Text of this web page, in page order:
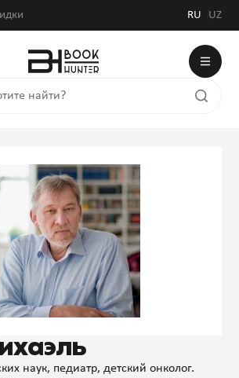
RU UZ
наук, педиатр, детский онколог.